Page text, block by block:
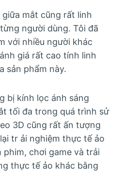
mắt cũng rất linh
người dùng. Tôi đã
với nhiều người khác
giá rất cao tính linh
sản phẩm này.
bị kính lọc ánh sáng
tối đa trong quá trình sử
3D cũng rất ấn tượng
tr ải nghiệm thực tế ảo
chơi game và trải
thực tế ảo khác bằng